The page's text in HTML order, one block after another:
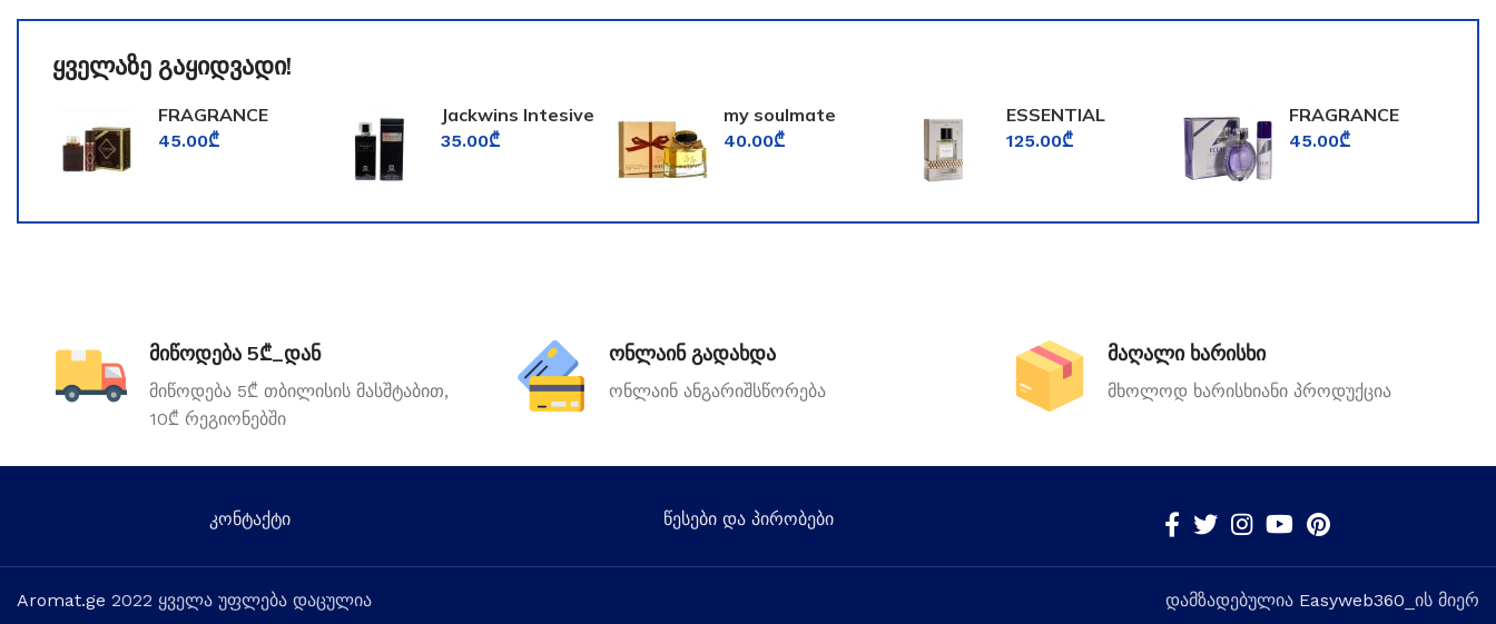
ყველაზე გაყიდვადი!
FRAGRANCE
WORLD
45.00₾
Jackwins Intesive
for Men
35.00₾
my soulmate
fragrance world
40.00₾
ESSENTIAL
PARFUMS BOIS
125.00₾
FRAGRANCE
WORLD ECLAT
45.00₾
მიწოდება 5₾_დან
მიწოდება 5₾ თბილისის მასშტაბით,
10₾ რეგიონებში
ონლაინ გადახდა
ონლაინ ანგარიშსწორება
მაღალი ხარისხი
მხოლოდ ხარისხიანი პროდუქცია
კონტაქტი წესები და პირობები
Aromat.ge 2022 ყველა უფლება დაცულია დამზადებულია Easyweb360 _ის მიერ